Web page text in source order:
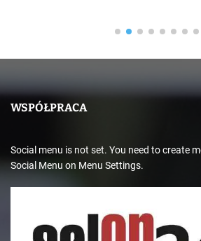
WSPÓŁPRACA
Social menu is not set. You need to create
Social Menu on Menu Settings.